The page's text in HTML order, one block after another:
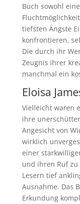
Buch sowohl
tiefsten Ängste
konfrontieren,
Die durch ihr
Zeugnis ihrer
manchmal ein
Eloisa
Vielleicht waren
ihre
Angesicht von
wirklich
einer
und ihren Ruf
Lesern tief
Ausnahme. Das
Erkundung